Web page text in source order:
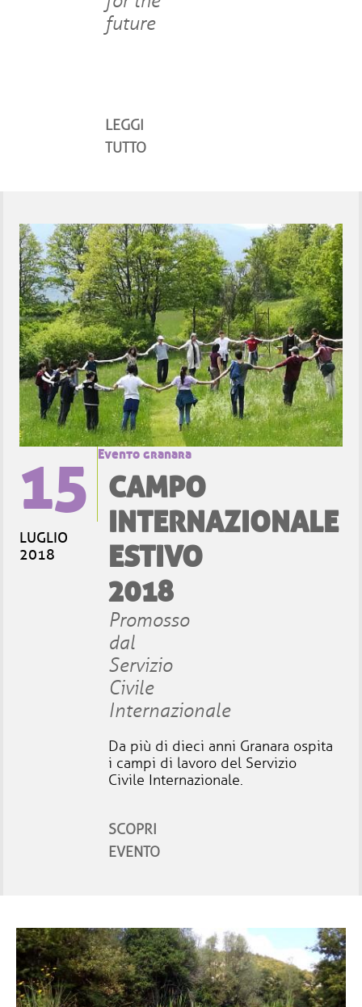
future
LEGGI
TUTTO
15
LUGLIO
2018
Evento granara
CAMPO
INTERNAZIONALE
ESTIVO
2018
Promosso
dal
Servizio
Civile
Internazionale
Da più di dieci anni Granara ospita
i campi di lavoro del Servizio
Civile Internazionale.
SCOPRI
EVENTO